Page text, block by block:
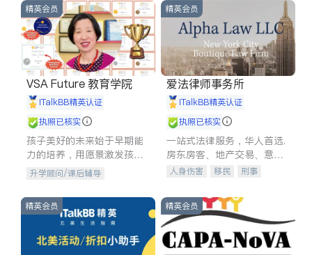
商铺租售
精英会员
VSA Future 教育学院
iTalkBB精英认证
执照已核实
孩子美好的未来始于早期能
力的培养，用愿景激发孩子
的学习潜力和动力。理念：
拥有成长型心态是成功的基
石。
升学顾问/课后辅导
精英会员
爱法律师事务所
iTalkBB精英认证
执照已核实
一站式法律服务，华人首选.
房东房客、地产交易、意外
伤害、车祸重伤、商业诉
建筑合同、刑事案件全包办
人身伤害 移民
刑事
信托/遗嘱
商业
索赔
律师-其它 保释
精英会员 精英会员